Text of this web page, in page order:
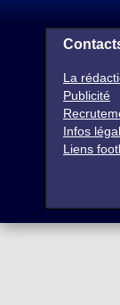
La
Publicité
Infos
Liens